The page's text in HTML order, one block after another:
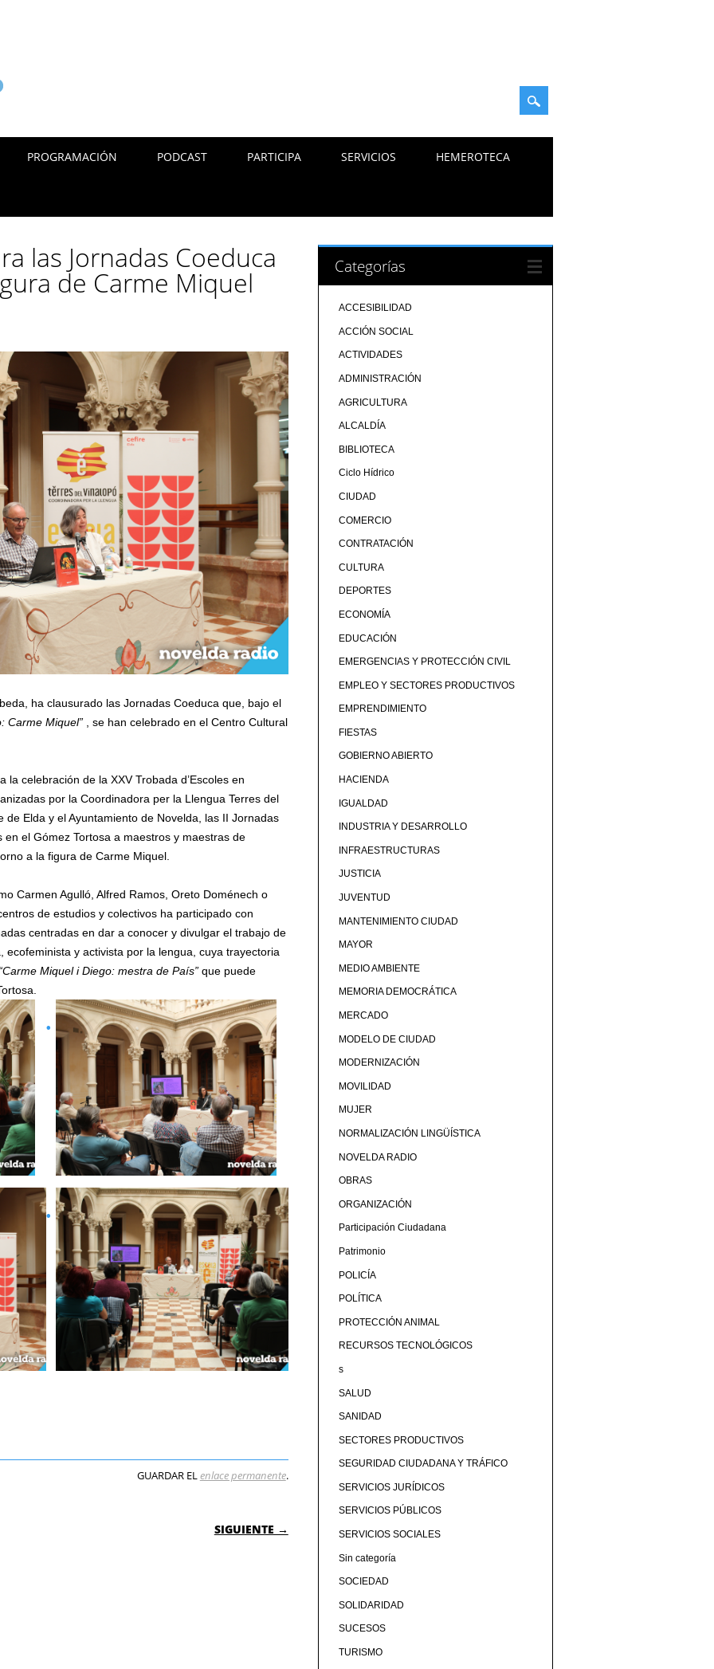
PROGRAMACIÓN PODCAST PARTICIPA SERVICIOS HEMEROTECA
las Jornadas Coeduca
de Carme Miquel
ha clausurado las Jornadas Coeduca que, bajo el
Carme Miquel” , se han celebrado en el Centro Cultural
la celebración de la XXV Trobada d’Escoles en
por la Coordinadora per la Llengua Terres del
de Elda y el Ayuntamiento de Novelda, las II Jornadas
el Gómez Tortosa a maestros y maestras de
a la figura de Carme Miquel.
Carmen Agulló, Alfred Ramos, Oreto Doménech o
de estudios y colectivos ha participado con
centradas en dar a conocer y divulgar el trabajo de
y activista por la lengua, cuya trayectoria
“Carme Miquel i Diego: mestra de País” que puede
GUARDAR EL enlace permanente.
SIGUIENTE →
Categorías
ACCESIBILIDAD
ACCIÓN SOCIAL
ACTIVIDADES
ADMINISTRACIÓN
AGRICULTURA
ALCALDÍA
BIBLIOTECA
Ciclo Hídrico
CIUDAD
COMERCIO
CONTRATACIÓN
CULTURA
DEPORTES
ECONOMÍA
EDUCACIÓN
EMERGENCIAS Y PROTECCIÓN CIVIL
EMPLEO Y SECTORES PRODUCTIVOS
EMPRENDIMIENTO
FIESTAS
GOBIERNO ABIERTO
HACIENDA
IGUALDAD
INDUSTRIA Y DESARROLLO
INFRAESTRUCTURAS
JUSTICIA
JUVENTUD
MANTENIMIENTO CIUDAD
MAYOR
MEDIO AMBIENTE
MEMORIA DEMOCRÁTICA
MERCADO
MODELO DE CIUDAD
MODERNIZACIÓN
MOVILIDAD
MUJER
NORMALIZACIÓN LINGÜÍSTICA
NOVELDA RADIO
OBRAS
ORGANIZACIÓN
Participación Ciudadana
Patrimonio
POLICÍA
POLÍTICA
PROTECCIÓN ANIMAL
RECURSOS TECNOLÓGICOS
s
SALUD
SANIDAD
SECTORES PRODUCTIVOS
SEGURIDAD CIUDADANA Y TRÁFICO
SERVICIOS JURÍDICOS
SERVICIOS PÚBLICOS
SERVICIOS SOCIALES
Sin categoría
SOCIEDAD
SOLIDARIDAD
SUCESOS
TURISMO